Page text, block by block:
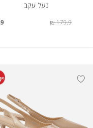
נעל עקב
₪ 179.9 ₪